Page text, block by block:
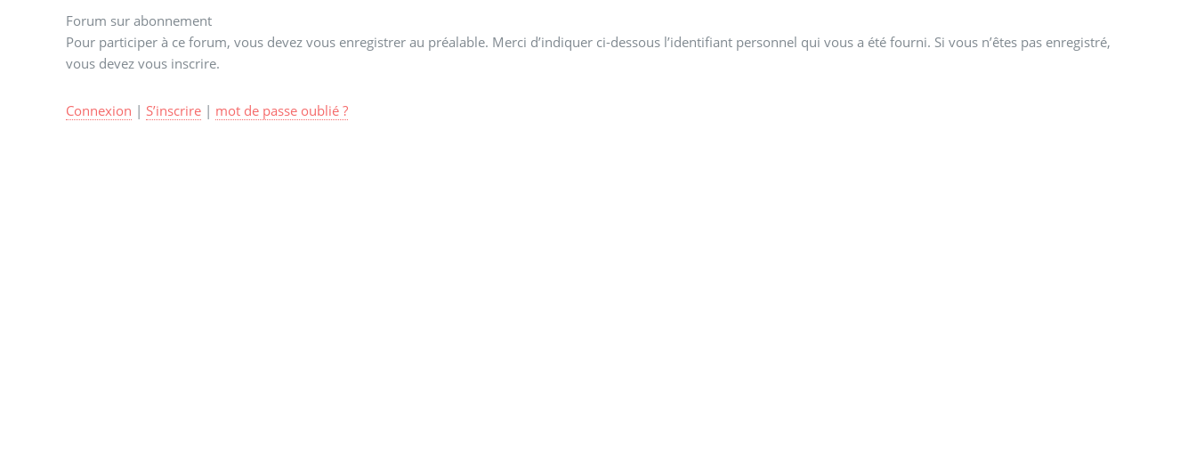
Forum sur abonnement
Pour participer à ce forum, vous devez vous enregistrer au préalable. Merci d’indiquer ci-dessous l’identifiant personnel qui vous a été fourni. Si vous n’êtes pas enregistré,
vous devez vous inscrire.
Connexion | S’inscrire| mot de passe oublié ?